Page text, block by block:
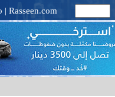
| Rasseen.com